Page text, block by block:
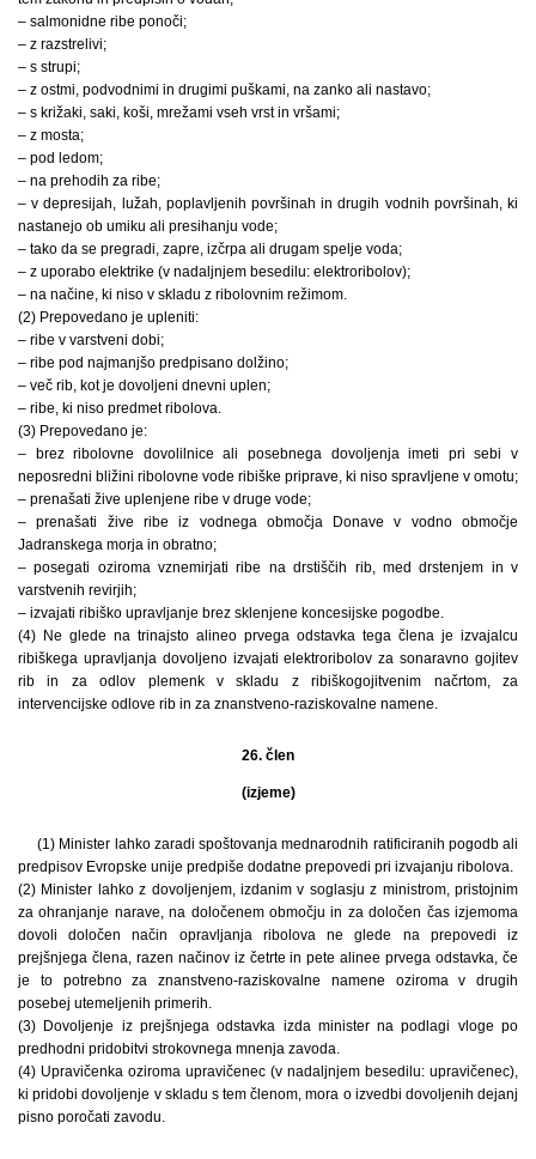
– salmonidne ribe ponoči;
– z razstrelivi;
– s strupi;
– z ostmi, podvodnimi in drugimi puškami, na zanko ali nastavo;
– s križaki, saki, koši, mrežami vseh vrst in vršami;
– z mosta;
– pod ledom;
– na prehodih za ribe;
– v depresijah, lužah, poplavljenih površinah in drugih vodnih površinah, ki
nastanejo ob umiku ali presihanju vode;
– tako da se pregradi, zapre, izčrpa ali drugam spelje voda;
– z uporabo elektrike (v nadaljnjem besedilu: elektroribolov);
– na načine, ki niso v skladu z ribolovnim režimom.
(2) Prepovedano je upleniti:
– ribe v varstveni dobi;
– ribe pod najmanjšo predpisano dolžino;
– več rib, kot je dovoljeni dnevni uplen;
– ribe, ki niso predmet ribolova.
(3) Prepovedano je:
– brez ribolovne dovolilnice ali posebnega dovoljenja imeti pri sebi v
neposredni bližini ribolovne vode ribiške priprave, ki niso spravljene v omotu;
– prenašati žive uplenjene ribe v druge vode;
– prenašati žive ribe iz vodnega območja Donave v vodno območje
Jadranskega morja in obratno;
– posegati oziroma vznemirjati ribe na drstiščih rib, med drstenjem in v
varstvenih revirjih;
– izvajati ribiško upravljanje brez sklenjene koncesijske pogodbe.
(4) Ne glede na trinajsto alineo prvega odstavka tega člena je izvajalcu
ribiškega upravljanja dovoljeno izvajati elektroribolov za sonaravno gojitev
rib in za odlov plemenk v skladu z ribiškogojitvenim načrtom, za
intervencijske odlove rib in za znanstveno-raziskovalne namene.
26. člen
(izjeme)
(1) Minister lahko zaradi spoštovanja mednarodnih ratificiranih pogodb ali
predpisov Evropske unije predpiše dodatne prepovedi pri izvajanju ribolova.
(2) Minister lahko z dovoljenjem, izdanim v soglasju z ministrom, pristojnim
za ohranjanje narave, na določenem območju in za določen čas izjemoma
dovoli določen način opravljanja ribolova ne glede na prepovedi iz
prejšnjega člena, razen načinov iz četrte in pete alinee prvega odstavka, če
je to potrebno za znanstveno-raziskovalne namene oziroma v drugih
posebej utemeljenih primerih.
(3) Dovoljenje iz prejšnjega odstavka izda minister na podlagi vloge po
predhodni pridobitvi strokovnega mnenja zavoda.
(4) Upravičenka oziroma upravičenec (v nadaljnjem besedilu: upravičenec),
ki pridobi dovoljenje v skladu s tem členom, mora o izvedbi dovoljenih dejanj
pisno poročati zavodu.